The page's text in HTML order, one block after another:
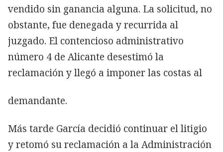
vendido sin ganancia alguna. La solicitud, no
obstante, fue denegada y recurrida al
juzgado. El contencioso administrativo
número 4 de Alicante desestimó la
reclamación y llegó a imponer las costas al
demandante.
Más tarde García decidió continuar el litigio
y retomó su reclamación a la Administración